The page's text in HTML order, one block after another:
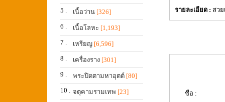
5 .
เนื้อว่าน [326]
6 .
เนื้อโลหะ [1,193]
7 .
เหรียญ [6,596]
8 .
เครื่องราง [301]
9 .
พระปิดตามหาอุตต์ [80]
10 . จตุคามรามเทพ [23]
รายละเอียด : สวย
ชื่อ :